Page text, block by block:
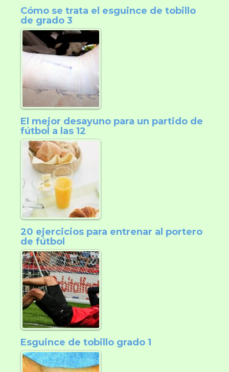
Cómo se trata el esguince de tobillo
de grado 3
El mejor desayuno para un partido de
fútbol a las 12
20 ejercicios para entrenar al portero
de fútbol
Esguince de tobillo grado 1